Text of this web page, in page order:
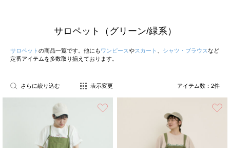
サロペット（グリーン/緑系）
サロペット の商品一覧です。他にもワンピースやスカート シャツ・ブラウスなど
定番アイテムを多数取り揃えております。
さらに絞り込む 表示変更 アイテム数： 2件